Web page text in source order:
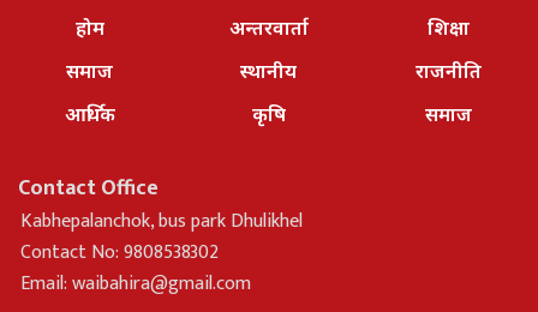
होम
समाज
आर्थिक
अन्तरवार्ता
स्थानीय
कृषि
शिक्षा
राजनीति
समाज
Contact Office
Kabhepalanchok, bus park Dhulikhel
Contact No: 9808538302
Email:waibahira@gmail.com